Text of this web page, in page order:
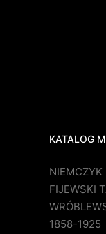
KATALOG
FIJEWSKI
1858-1925